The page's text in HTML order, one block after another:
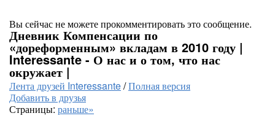
Вы сейчас не можете прокомментировать это сообщение.
Дневник Компенсации по
«дореформенным» вкладам в 2010 году |
Interessante - О нас и о том, что нас
окружает |
Лента друзей Interessante/Полная версия
Добавить в друзья
Страницы: раньше»